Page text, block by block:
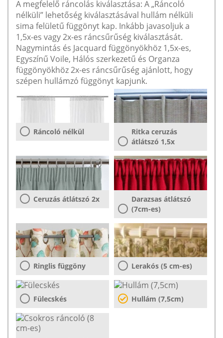
A megfelelő ráncolás kiválasztása: A „Ráncoló
nélküli” lehetőség kiválasztásával hullám nélküli
sima felületű függönyt kap. Inkább javasoljuk a
1,5x-es vagy 2x-es ráncsűrűség kiválasztását.
Nagymintás és Jacquard függönyökhöz 1,5x-es,
Egyszínű Voile, Hálós szerkezetű és Organza
függönyökhöz 2x-es ráncsűrűség ajánlott, hogy
szépen hullámzó függönyt kapjunk.
Ráncoló nélkül
Ritka ceruzás
átlátszó 1,5x
Ceruzás átlátszó 2x
Darazsas átlátszó
(7cm-es)
Ringlis függöny Lerakós (5 cm-es)
Fülecskés Hullám (7,5cm)